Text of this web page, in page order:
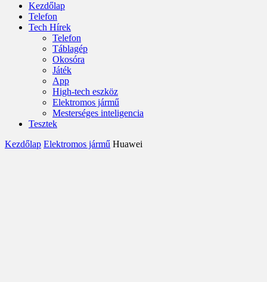
Kezdőlap
Telefon
Tech Hírek
Telefon
Táblagép
Okosóra
Játék
App
High-tech eszköz
Elektromos jármű
Mesterséges inteligencia
Tesztek
Kezdőlap Elektromos jármű Huawei